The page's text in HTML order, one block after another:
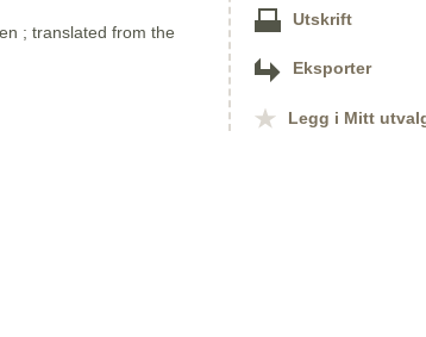
; translated from the
Utskrift
Eksporter
Legg i Mitt